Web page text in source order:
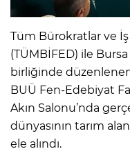
​​​​​​​Tüm Bürokratlar ve
(TÜMBİFED) ile
birliğinde düzenlenen
BUÜ Fen-Edebiyat
Akın Salonu’nda
dünyasının tarım
ele alındı.